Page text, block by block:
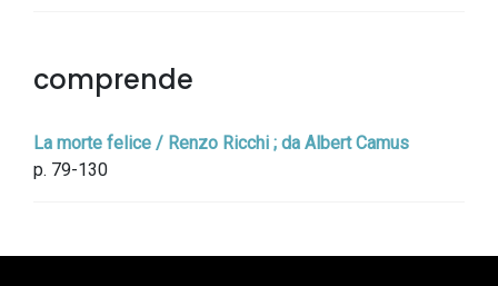
comprende
La morte felice / Renzo Ricchi ; da Albert Camus
p. 79-130